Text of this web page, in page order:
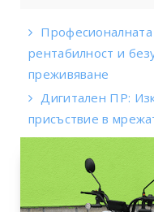
рентабилност и
преживяване
Дигитален ПР:
присъствие в